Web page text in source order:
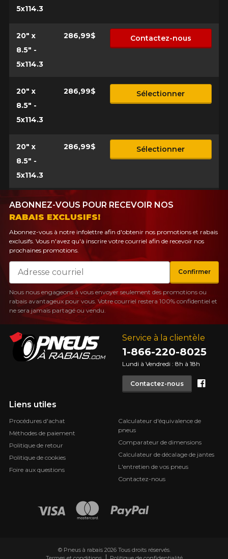
5x114.3
20" x
8.5" -
5x114.3
286,99$ Contactez-nous
20" x
8.5" -
5x114.3
286,99$ Sélectionner
20" x
8.5" -
5x114.3
286,99$ Sélectionner
Service à la clientèle
1-866-220-8025
Lundi à Vendredi : 8h à 18h
Contactez-nous
Liens utiles
Procédures d'achat
Méthodes de paiement
Politique de retour
Politique de cookies
Foire aux questions
Calculateur d'équivalence de
pneus
Comparateur de dimensions
Calculateur de décalage de jantes
L'entretien de vos pneus
Contactez-nous
ABONNEZ-VOUS POUR RECEVOIR NOS
RABAIS EXCLUSIFS!
Abonnez-vous à notre infolettre afin d'obtenir nos promotions et rabais
exclusifs. Vous n'avez qu'à inscrire votre courriel afin de recevoir nos
prochaines promotions.
Courriel
Confirmer
Nous nous engageons à vous envoyer seulement des promotions ou
rabais avantageux pour vous. Votre courriel restera 100% confidentiel et
ne sera jamais partagé ou vendu.
© Pneus à rabais 2026 Tous droits réservés.